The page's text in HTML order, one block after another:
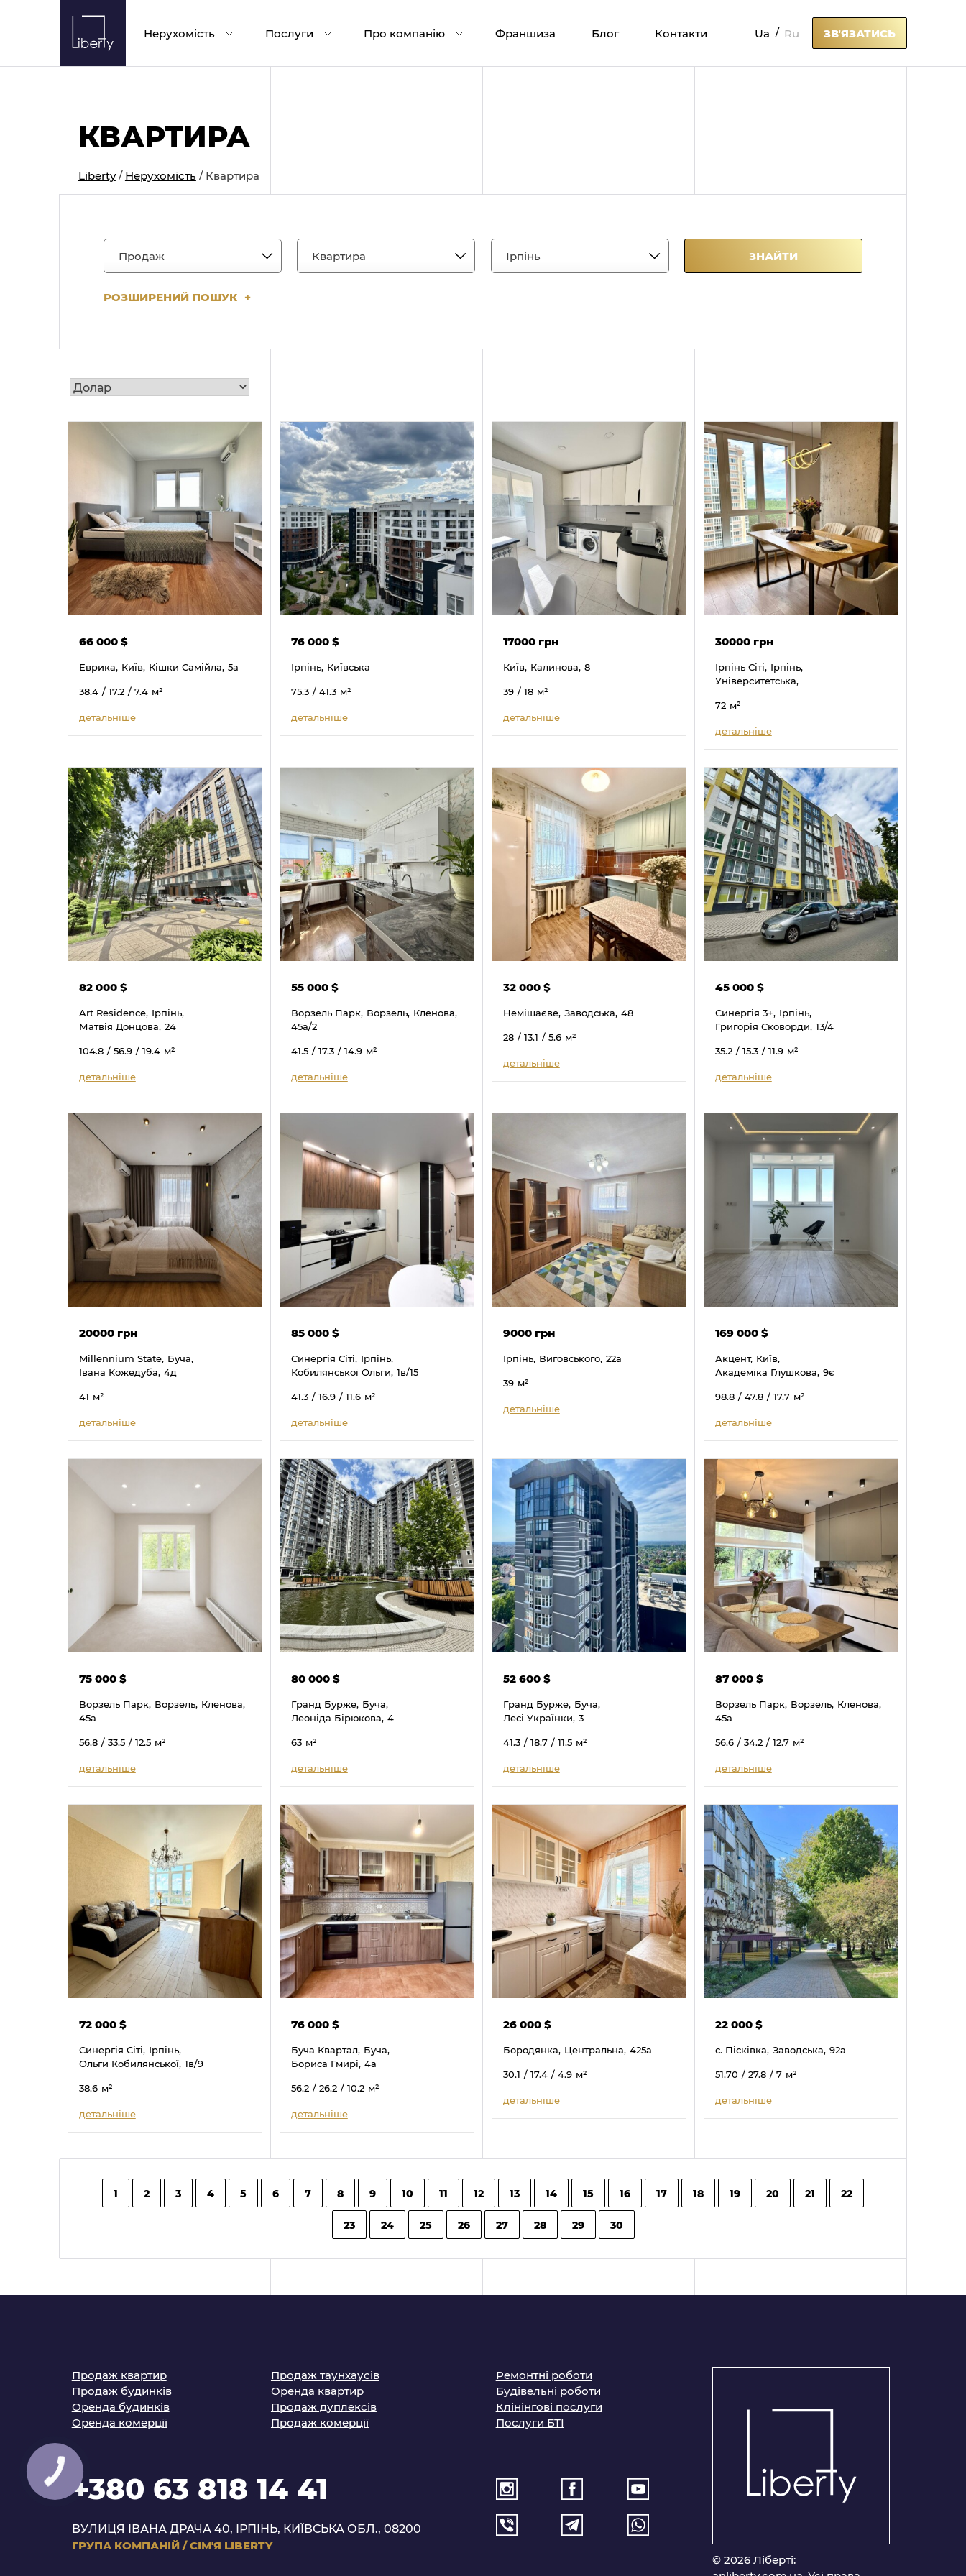
Нерухомість Послуги Про компанію Франшиза Блог Контакти Ua Ru ЗВʼЯЗАТИСЬ
КВАРТИРА
Liberty/ Нерухомість/ Квартира
РОЗШИРЕНИЙ ПОШУК +
66 000 $
Еврика, Київ, Кішки Самійла, 5а
38.4 / 17.2 / 7.4 м²
детальніше
76 000 $
Ірпінь, Київська
75.3 / 41.3 м²
детальніше
17000 грн
Київ, Калинова, 8
39 / 18 м²
детальніше
30000 грн
Ірпінь Сіті, Ірпінь,
Університетська,
72 м²
детальніше
82 000 $
Art Residence, Ірпінь,
Матвія Донцова, 24
104.8 / 56.9 / 19.4 м²
детальніше
55 000 $
Ворзель Парк, Ворзель, Кленова,
45а/2
41.5 / 17.3 / 14.9 м²
детальніше
32 000 $
Немішаєве, Заводська, 48
28 / 13.1 / 5.6 м²
детальніше
45 000 $
Синергія 3+, Ірпінь,
Григорія Сковорди, 13/4
35.2 / 15.3 / 11.9 м²
детальніше
20000 грн
Millennium State, Буча,
Івана Кожедуба, 4д
41 м²
детальніше
85 000 $
Синергія Сіті, Ірпінь,
Кобилянської Ольги, 1в/15
41.3 / 16.9 / 11.6 м²
детальніше
9000 грн
Ірпінь, Виговського, 22а
39 м²
детальніше
169 000 $
Акцент, Київ,
Академіка Глушкова, 9є
98.8 / 47.8 / 17.7 м²
детальніше
75 000 $
Ворзель Парк, Ворзель, Кленова,
45а
56.8 / 33.5 / 12.5 м²
детальніше
80 000 $
Гранд Бурже, Буча,
Леоніда Бірюкова, 4
63 м²
детальніше
52 600 $
Гранд Бурже, Буча,
Лесі Українки, 3
41.3 / 18.7 / 11.5 м²
детальніше
87 000 $
Ворзель Парк, Ворзель, Кленова,
45а
56.6 / 34.2 / 12.7 м²
детальніше
72 000 $
Синергія Сіті, Ірпінь,
Ольги Кобилянської, 1в/9
38.6 м²
детальніше
76 000 $
Буча Квартал, Буча,
Бориса Гмирі, 4а
56.2 / 26.2 / 10.2 м²
детальніше
26 000 $
Бородянка, Центральна, 425а
30.1 / 17.4 / 4.9 м²
детальніше
22 000 $
с. Пісківка, Заводська, 92а
51.70 / 27.8 / 7 м²
детальніше
1 2 3 4 5 6 7 8 9 10 11 12 13 14 15 16 17 18 19 20 21 22
23 24 25 26 27 28 29 30
Продаж квартир
Продаж таунхаусів
Продаж будинків
Оренда квартир
Оренда будинків
Продаж дуплексів
Оренда комерції
Продаж комерції
Ремонтні роботи
Будівельні роботи
Клінінгові послуги
Послуги БТІ
+380 63 818 14 41
ВУЛИЦЯ ІВАНА ДРАЧА 40, ІРПІНЬ, КИЇВСЬКА ОБЛ., 08200
ГРУПА КОМПАНІЙ /СІМʼЯ LIBERTY
© 2026 Ліберті: